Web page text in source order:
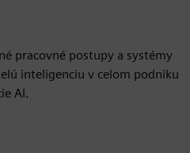
pracovné postupy a systémy
inteligenciu v celom podniku
AI.